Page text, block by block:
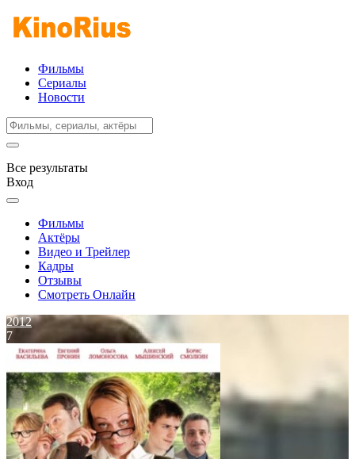
Фильмы
Сериалы
Новости
Все результаты
Вход
Фильмы
Актёры
Видео и Трейлер
Кадры
Отзывы
Смотреть Онлайн
2012
7